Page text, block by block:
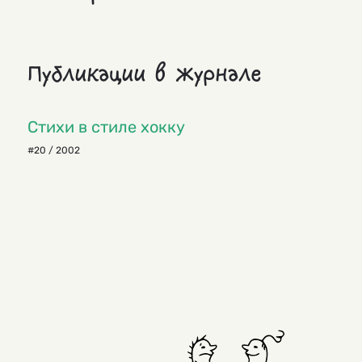
Публикации в журнале
Стихи в стиле хокку
#20 / 2002